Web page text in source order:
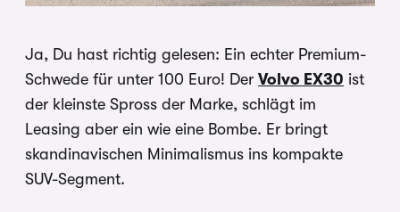
Ja, Du hast richtig gelesen: Ein echter Premium-
Schwede für unter 100 Euro! Der Volvo EX30 ist
der kleinste Spross der Marke, schlägt im
Leasing aber ein wie eine Bombe. Er bringt
skandinavischen Minimalismus ins kompakte
SUV-Segment.